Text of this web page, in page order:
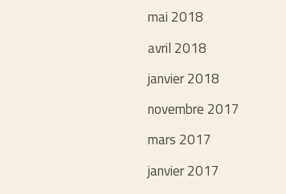
mai 2018
avril 2018
janvier 2018
novembre 2017
mars 2017
janvier 2017